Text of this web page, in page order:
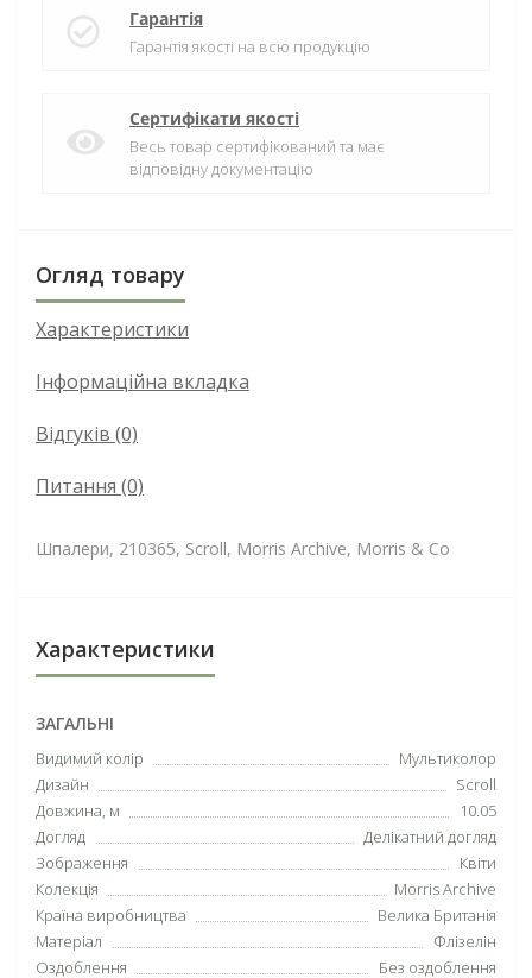
Гарантія
Гарантія якості на всю продукцію
Сертифікати якості
Весь товар сертифікований та має
відповідну документацію
Огляд товару
Характеристики
Інформаційна вкладка
Відгуків (0)
Питання (0)
Шпалери, 210365, Scroll, Morris Archive, Morris & Co
Характеристики
ЗАГАЛЬНІ
Видимий колір
Мультиколор
Дизайн
Scroll
Довжина, м
10.05
Догляд
Делікатний догляд
Зображення
Квіти
Колекція
Morris Archive
Країна виробництва
Велика Британія
Матеріал
Флізелін
Оздоблення
Без оздоблення